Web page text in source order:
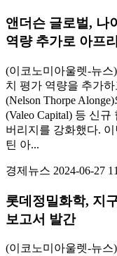
앤더슨 글로벌, 나
역량 추가로 아프
(이코노미아울렛-뉴
치 평가 역량을 추가
(Nelson Thorpe
(Valeo Capital) 등 신
버리지를 강화했다.
틴 아...
경제뉴스 2024-06-27
롯데정밀화학, 지
보고서 발간
(이코노미아울렛-뉴스